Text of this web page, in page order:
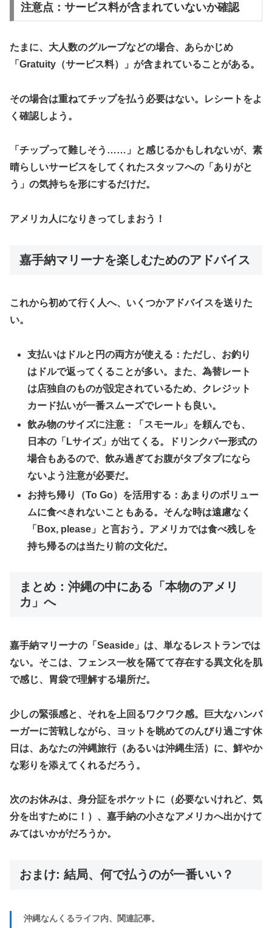
注意点：サービス料が含まれていないか確認
​たまに、大人数のグループなどの場合、あらかじめ
「Gratuity（サービス料）」が含まれていることがある。
その場合は重ねてチップを払う必要はない。レシートをよ
く確認しよう。
「チップって難しそう……」と感じるかもしれないが、素
晴らしいサービスをしてくれたスタッフへの「ありがと
う」の気持ちを形にするだけだ。
アメリカ人になりきってしまおう！
​嘉手納マリーナを楽しむためのアドバイス
これから初めて行く人へ、いくつかアドバイスを送りた
い。
支払いはドルと円の両方が使える：ただし、お釣り
はドルで返ってくることが多い。また、為替レート
は店独自のものが設定されているため、クレジット
カード払いが一番スムーズでレートも良い。
​飲み物のサイズに注意：「スモール」を頼んでも、
日本の「Lサイズ」が出てくる。ドリンクバー形式の
場合もあるので、飲み過ぎてお腹がタプタプになら
ないよう注意が必要だ。
​お持ち帰り（To Go）を活用する：あまりのボリュー
ムに食べきれないこともある。そんな時は遠慮なく
「Box, please」と言おう。アメリカでは食べ残しを
持ち帰るのは当たり前の文化だ。
まとめ：沖縄の中にある「本物のアメリ
カ」へ
​嘉手納マリーナの「Seaside」は、単なるレストランでは
ない。そこは、フェンス一枚を隔てて存在する異文化を肌
で感じ、胃袋で理解する場所だ。
少しの緊張感と、それを上回るワクワク感。巨大なハンバ
ーガーに苦戦しながら、ヨットを眺めてのんびり過ごす休
日は、あなたの沖縄旅行（あるいは沖縄生活）に、鮮やか
な彩りを添えてくれるだろう。
次のお休みは、身分証をポケットに（必要ないけれど、気
分を出すために！）、嘉手納の小さなアメリカへ出かけて
みてはいかがだろうか。
おまけ: ​結局、何で払うのが一番いい？
沖縄なんくるライフ内、関連記事。